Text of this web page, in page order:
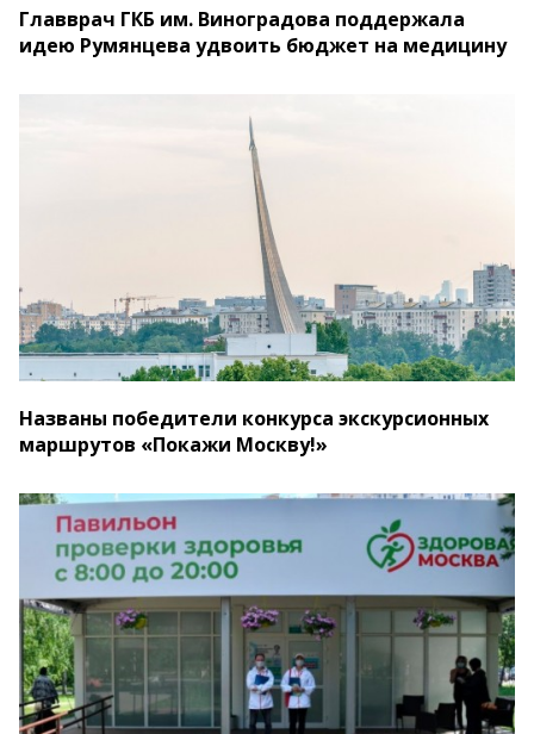
Главврач ГКБ им. Виноградова поддержала
идею Румянцева удвоить бюджет на медицину
Названы победители конкурса экскурсионных
маршрутов «Покажи Москву!»